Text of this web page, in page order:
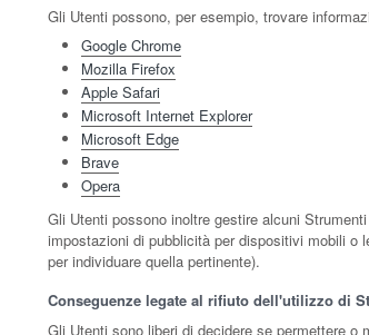
Gli Utenti possono, per esempio, trovare
Google Chrome
Mozilla Firefox
Apple Safari
Microsoft Internet Explorer
Microsoft Edge
Brave
Opera
Gli Utenti possono inoltre gestire alcuni
impostazioni di pubblicità per dispositivi mobili o
per individuare quella pertinente).
Conseguenze legate al rifiuto dell'utilizzo di
Gli Utenti sono liberi di decidere se permettere